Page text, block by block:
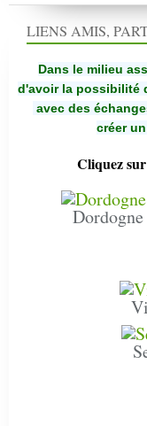
LIENS AMIS,
Dans le milieu
d'avoir la possibilité
avec des
créer
Cliquez sur